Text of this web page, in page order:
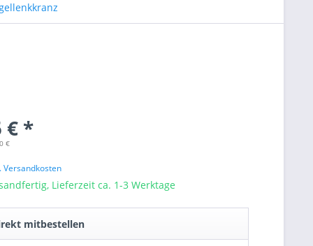
€ *
€
Versandkosten
Lieferzeit ca. 1-3 Werktage
mitbestellen